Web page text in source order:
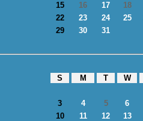
15
16 17 18
22
23 24 25
29
30 31
S M T W
3
4 5 6
10
11 12 13